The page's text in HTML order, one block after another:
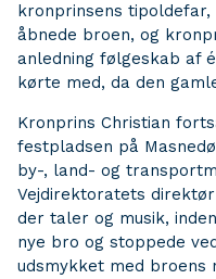
kronprinsens tipoldefar,
åbnede broen, og
anledning følgeskab af
kørte med, da den
Kronprins Christian
festpladsen på
by-, land- og
Vejdirektoratets
der taler og musik,
nye bro og stoppede
udsmykket med broens